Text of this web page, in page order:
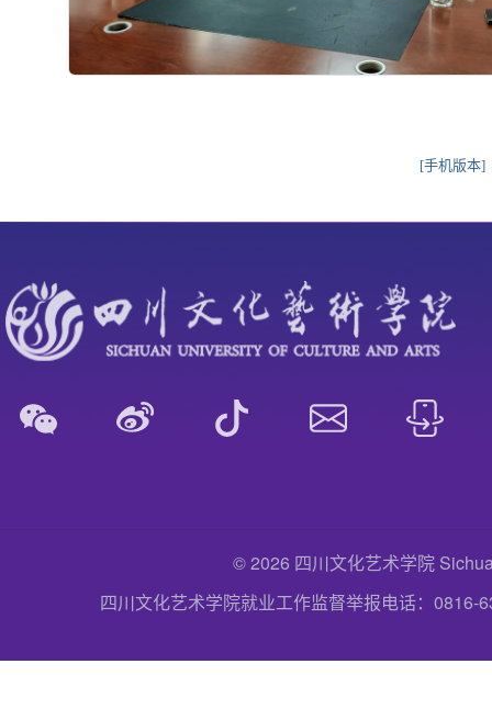
[手机版本]
© 2026 四川文化艺术学院
四川文化艺术学院就业工作监督举报电话：